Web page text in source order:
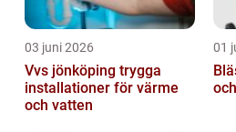
03 juni 2026
Vvs jönköping trygga
installationer för värme
och vatten
01
Bläster